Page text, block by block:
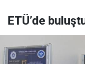
ETÜ’de